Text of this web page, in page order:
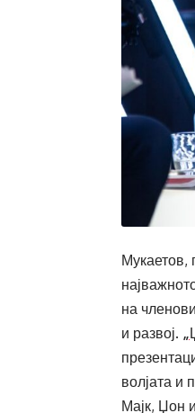
Мукаетов,
на
и развој. „
волјата и
Мајк, Џон